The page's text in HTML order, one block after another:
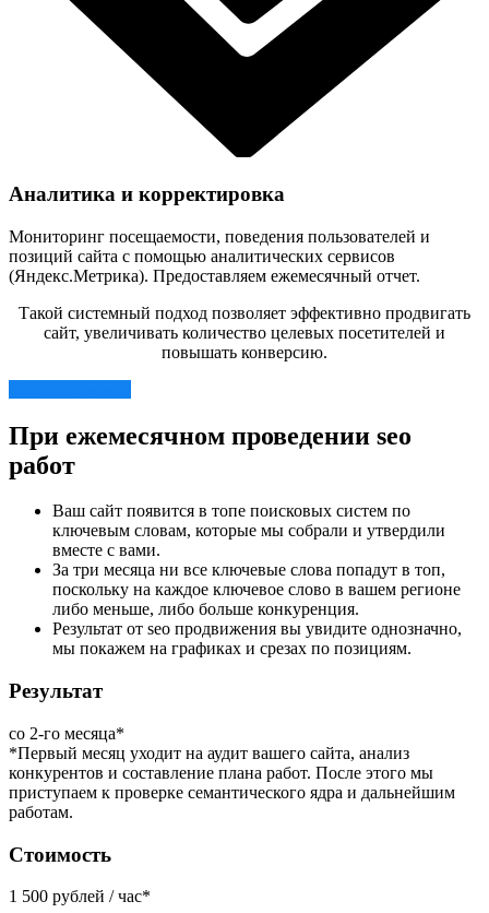
Аналитика и корректировка
Мониторинг посещаемости, поведения пользователей и
позиций сайта с помощью аналитических сервисов
(Яндекс.Метрика). Предоставляем ежемесячный отчет.
Такой системный подход позволяет эффективно продвигать
сайт, увеличивать количество целевых посетителей и
повышать конверсию.
При ежемесячном проведении seo
работ
Ваш сайт появится в топе поисковых систем по
ключевым словам, которые мы собрали и утвердили
вместе с вами.
За три месяца ни все ключевые слова попадут в топ,
поскольку на каждое ключевое слово в вашем регионе
либо меньше, либо больше конкуренция.
Результат от seo продвижения вы увидите однозначно,
мы покажем на графиках и срезах по позициям.
Результат
со 2-го месяца*
*Первый месяц уходит на аудит вашего сайта, анализ
конкурентов и составление плана работ. После этого мы
приступаем к проверке семантического ядра и дальнейшим
работам.
Стоимость
1 500 рублей / час*